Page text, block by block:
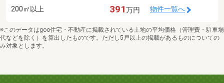
200㎡以上 391万円 物件一覧へ
※このデータはgoo住宅・不動産に掲載されている土地の平均価格（管理費・駐車場
代などを除く）を算出したものです。ただし5戸以上の掲載があるものについての
み対象とします。